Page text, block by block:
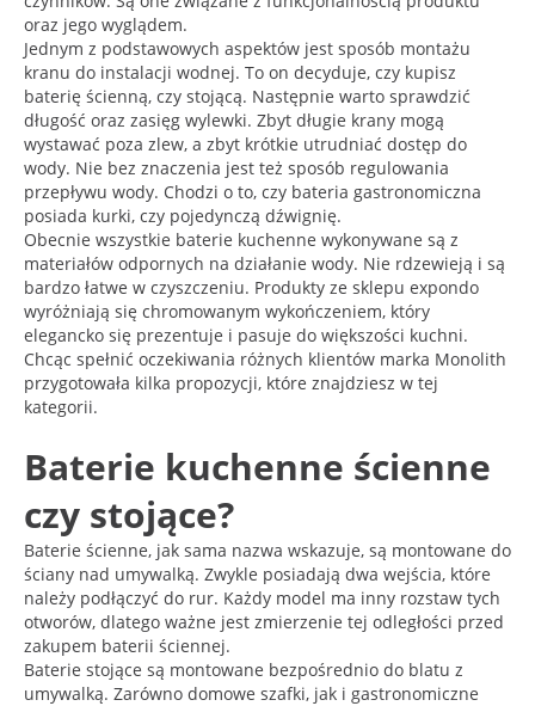
oraz jego wyglądem.
Jednym z podstawowych aspektów jest sposób montażu
kranu do instalacji wodnej. To on decyduje, czy kupisz
baterię ścienną, czy stojącą. Następnie warto sprawdzić
długość oraz zasięg wylewki. Zbyt długie krany mogą
wystawać poza zlew, a zbyt krótkie utrudniać dostęp do
wody. Nie bez znaczenia jest też sposób regulowania
przepływu wody. Chodzi o to, czy bateria gastronomiczna
posiada kurki, czy pojedynczą dźwignię.
Obecnie wszystkie baterie kuchenne wykonywane są z
materiałów odpornych na działanie wody. Nie rdzewieją i są
bardzo łatwe w czyszczeniu. Produkty ze sklepu expondo
wyróżniają się chromowanym wykończeniem, który
elegancko się prezentuje i pasuje do większości kuchni.
Chcąc spełnić oczekiwania różnych klientów marka Monolith
przygotowała kilka propozycji, które znajdziesz w tej
kategorii.
Baterie kuchenne ścienne
czy stojące?
Baterie ścienne, jak sama nazwa wskazuje, są montowane do
ściany nad umywalką. Zwykle posiadają dwa wejścia, które
należy podłączyć do rur. Każdy model ma inny rozstaw tych
otworów, dlatego ważne jest zmierzenie tej odległości przed
zakupem baterii ściennej.
Baterie stojące są montowane bezpośrednio do blatu z
umywalką. Zarówno domowe szafki, jak i gastronomiczne